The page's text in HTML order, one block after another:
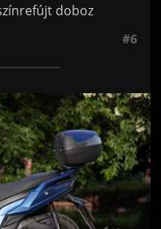
doboz
#6